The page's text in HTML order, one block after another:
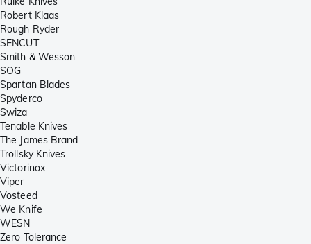
Robert Klaas
Rough Ryder
SENCUT
Smith & Wesson
SOG
Spartan Blades
Spyderco
Swiza
Tenable Knives
The James Brand
Trollsky Knives
Victorinox
Viper
Vosteed
We Knife
WESN
Zero Tolerance